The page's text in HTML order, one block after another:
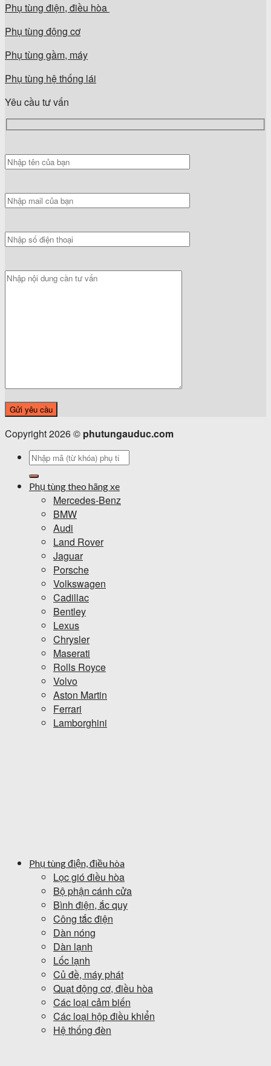
Phụ tùng điện, điều hòa
Phụ tùng động cơ
Phụ tùng gầm, máy
Phụ tùng hệ thống lái
Yêu cầu tư vấn
Copyright 2026 © phutungauduc.com
Tìm
Phụ tùng theo hãng xe
Mercedes-Benz
BMW
Audi
Land Rover
Jaguar
Porsche
Volkswagen
Cadillac
Bentley
Lexus
Chrysler
Maserati
Rolls Royce
Volvo
Aston Martin
Ferrari
Lamborghini
Phụ tùng điện, điều hòa
Lọc gió điều hòa
Bộ phận cánh cửa
Bình điện, ắc quy
Công tắc điện
Dàn nóng
Dàn lạnh
Lốc lạnh
Củ đề, máy phát
Quạt động cơ, điều hòa
Các loại cảm biến
Các loại hộp điều khiển
Hệ thống đèn